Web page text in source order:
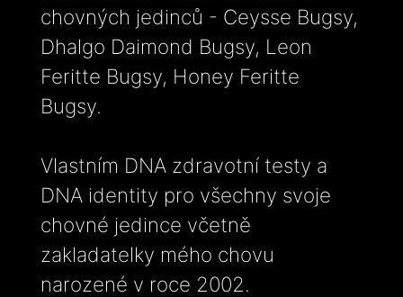
chovných jedinců - Ceysse Bugsy,
Dhalgo Daimond Bugsy, Leon
Feritte Bugsy, Honey Feritte
Bugsy.
Vlastním DNA zdravotní testy a
DNA identity pro všechny svoje
chovné jedince včetně
zakladatelky mého chovu
narozené v roce 2002.